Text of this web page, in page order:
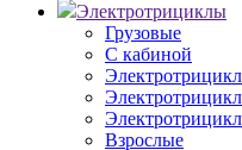
Электротрициклы
Грузовые
С кабиной
Взрослые